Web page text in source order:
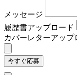
メッセージ
履歴書アップロード
カバーレターアップ
今すぐ応募